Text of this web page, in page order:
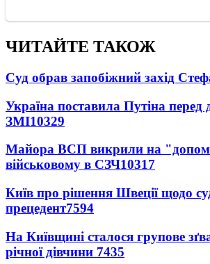
ЧИТАЙТЕ ТАКОЖ
Суд обрав запобіжний захід
Україна поставила Путіна
ЗМІ10329
Майора ВСП викрили на
військовому в СЗЧ10317
Київ про рішення Швеції щодо
прецедент7594
На Київщині сталося групове
річної дівчини 7435